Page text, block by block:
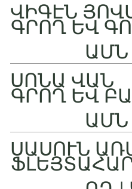
ՎԻԳԷՆ
ԳՐՈՂ ԵՎ
ԱՄՆ
ՍՈՆԱ ՎԱՆ
ԳՐՈՂ ԵՎ
ԱՄՆ
ՍԱՍՈՒՆ